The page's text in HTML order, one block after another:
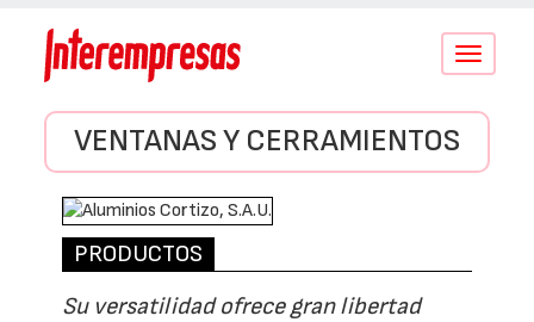
Conmutar
VENTANAS Y CERRAMIENTOS
PRODUCTOS
Su versatilidad ofrece gran libertad